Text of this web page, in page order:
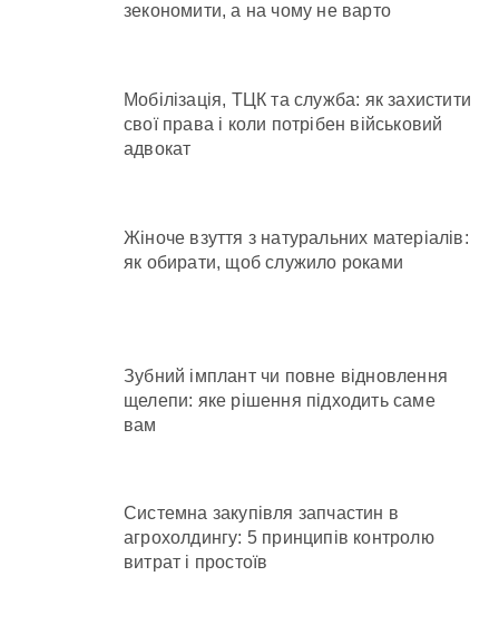
зекономити, а на чому не варто
Мобілізація, ТЦК та служба: як захистити
свої права і коли потрібен військовий
адвокат
Жіноче взуття з натуральних матеріалів:
як обирати, щоб служило роками
Зубний імплант чи повне відновлення
щелепи: яке рішення підходить саме
вам
Системна закупівля запчастин в
агрохолдингу: 5 принципів контролю
витрат і простоїв